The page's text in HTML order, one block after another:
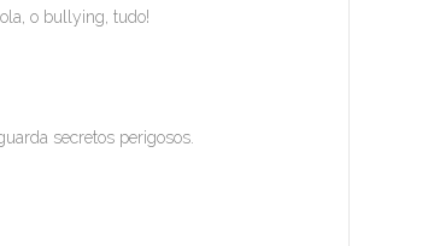
o bullying, tudo!
secretos perigosos.